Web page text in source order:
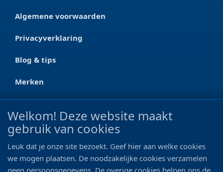
Algemene voorwaarden
Privacyverklaring
Blog & tips
Merken
CONTACT
Ootmarsumseweg 125a
0546 - 622 990
Welkom! Deze website maakt
gebruik van cookies
Leuk dat je onze site bezoekt. Geef hier aan welke cookies
we mogen plaatsen. De noodzakelijke cookies verzamelen
geen persoonsgegevens. De overige cookies helpen ons de